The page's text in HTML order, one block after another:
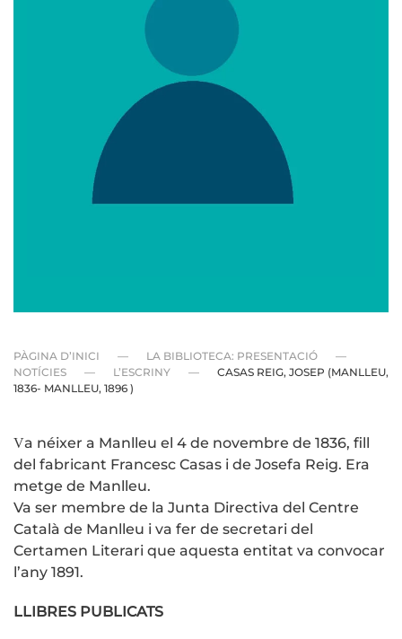
PÀGINA D’INICI
LA BIBLIOTECA: PRESENTACIÓ
NOTÍCIES
L’ESCRINY
CASAS REIG, JOSEP (MANLLEU,
1836- MANLLEU, 1896 )
Va néixer a Manlleu el 4 de novembre de 1836, fill
del fabricant Francesc Casas i de Josefa Reig. Era
metge de Manlleu.
Va ser membre de la Junta Directiva del Centre
Català de Manlleu i va fer de secretari del
Certamen Literari que aquesta entitat va convocar
l’any 1891.
LLIBRES PUBLICATS